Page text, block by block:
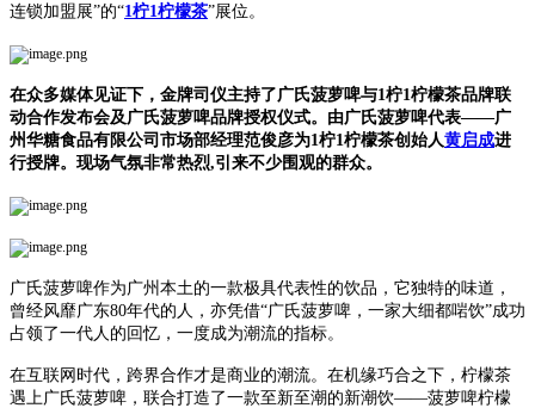
连锁加盟展”的“1柠1柠檬茶”展位。
在众多媒体见证下，金牌司仪主持了广氏菠萝啤与1柠1柠檬茶品牌联
动合作发布会及广氏菠萝啤品牌授权仪式。由广氏菠萝啤代表——广
州华糖食品有限公司市场部经理范俊彦为1柠1柠檬茶创始人黄启成进
行授牌。现场气氛非常热烈,引来不少围观的群众。
广氏菠萝啤作为广州本土的一款极具代表性的饮品，它独特的味道，
曾经风靡广东80年代的人，亦凭借“广氏菠萝啤，一家大细都啱饮”成功
占领了一代人的回忆，一度成为潮流的指标。
在互联网时代，跨界合作才是商业的潮流。在机缘巧合之下，柠檬茶
遇上广氏菠萝啤，联合打造了一款至新至潮的新潮饮——菠萝啤柠檬